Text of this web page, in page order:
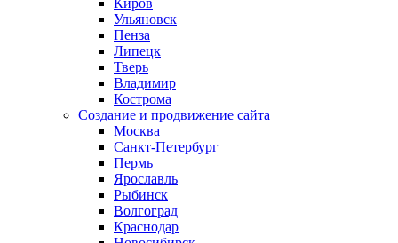
Киров
Ульяновск
Пенза
Липецк
Тверь
Владимир
Кострома
Создание и продвижение сайта
Москва
Санкт-Петербург
Пермь
Ярославль
Рыбинск
Волгоград
Краснодар